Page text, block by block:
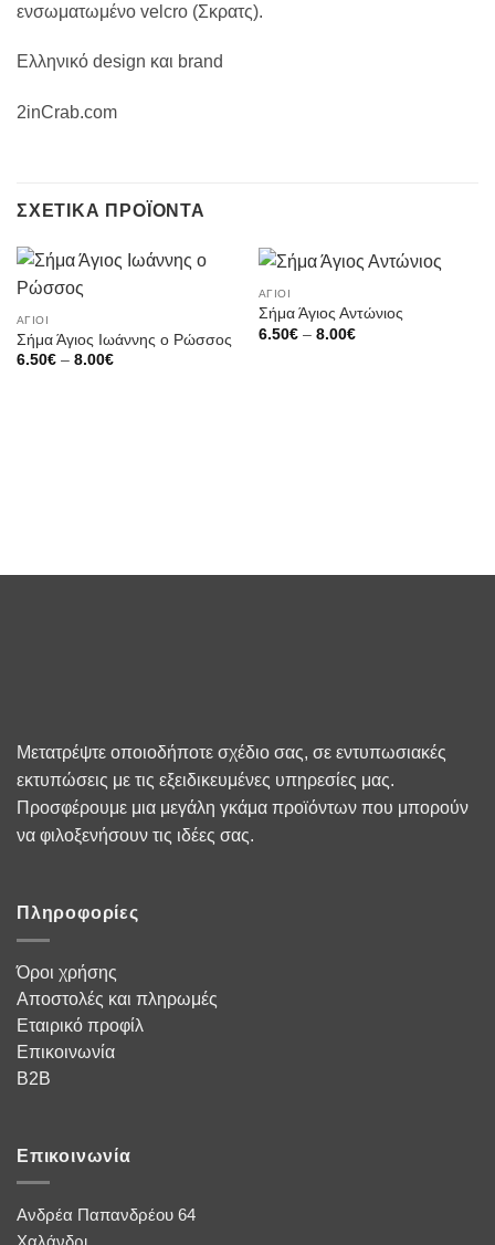
ενσωματωμένο velcro (Σκρατς).
Ελληνικό design και brand
2inCrab.com
ΣΧΕΤΙΚΆ ΠΡΟΪΌΝΤΑ
ΆΓΙΟΙ
Σήμα Άγιος Ιωάννης ο Ρώσσος
6.50€ – 8.00€Price
ΆΓΙΟΙ
Σήμα Άγιος Αντώνιος
6.50€ – 8.00€Price
Μετατρέψτε οποιοδήποτε σχέδιο σας, σε εντυπωσιακές
εκτυπώσεις με τις εξειδικευμένες υπηρεσίες μας.
Προσφέρουμε μια μεγάλη γκάμα προϊόντων που μπορούν
να φιλοξενήσουν τις ιδέες σας.
Πληροφορίες
Όροι χρήσης
Αποστολές και πληρωμές
Εταιρικό προφίλ
Επικοινωνία
B2B
Επικοινωνία
Ανδρέα Παπανδρέου 64
Χαλάνδρι